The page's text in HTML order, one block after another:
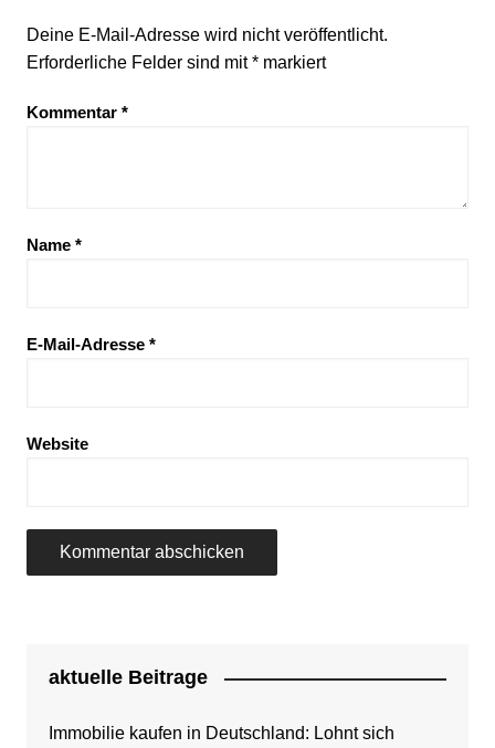
Deine E-Mail-Adresse wird nicht veröffentlicht.
Erforderliche Felder sind mit*markiert
Kommentar *
Name *
E-Mail-Adresse *
Website
aktuelle Beitrage
Immobilie kaufen in Deutschland: Lohnt sich